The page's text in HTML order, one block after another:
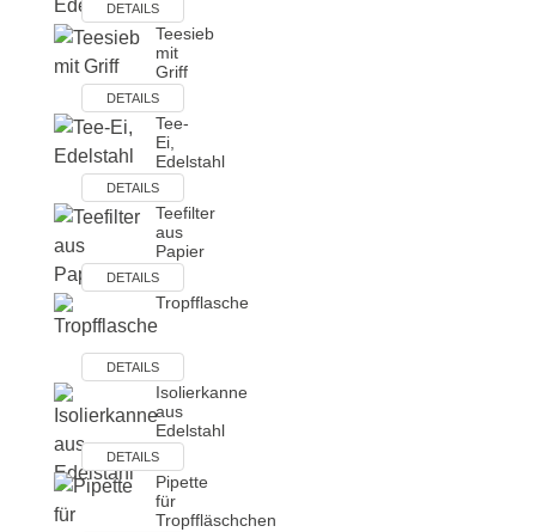
DETAILS
Teesieb
mit
Griff
DETAILS
Tee-
Ei,
Edelstahl
DETAILS
Teefilter
aus
Papier
DETAILS
Tropfflasche
DETAILS
Isolierkanne
aus
Edelstahl
DETAILS
Pipette
für
Tropffläschchen